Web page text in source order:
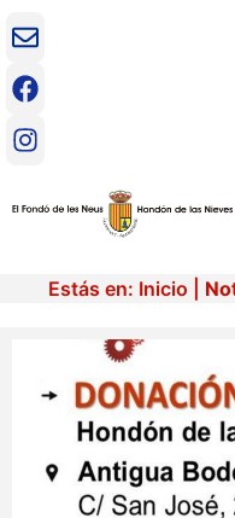
Vés
contingut
Estás en: Inicio